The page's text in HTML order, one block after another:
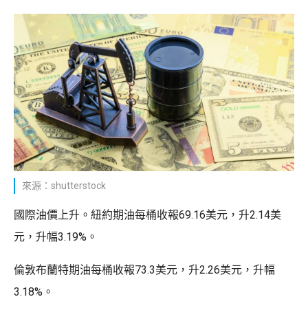
來源：shutterstock
國際油價上升。紐約期油每桶收報69.16美元，升2.14美
元，升幅3.19%。
倫敦布蘭特期油每桶收報73.3美元，升2.26美元，升幅
3.18%。